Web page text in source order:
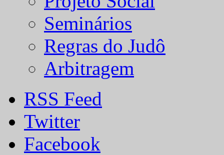
Seminários
Regras do Judô
Arbitragem
RSS Feed
Twitter
Facebook